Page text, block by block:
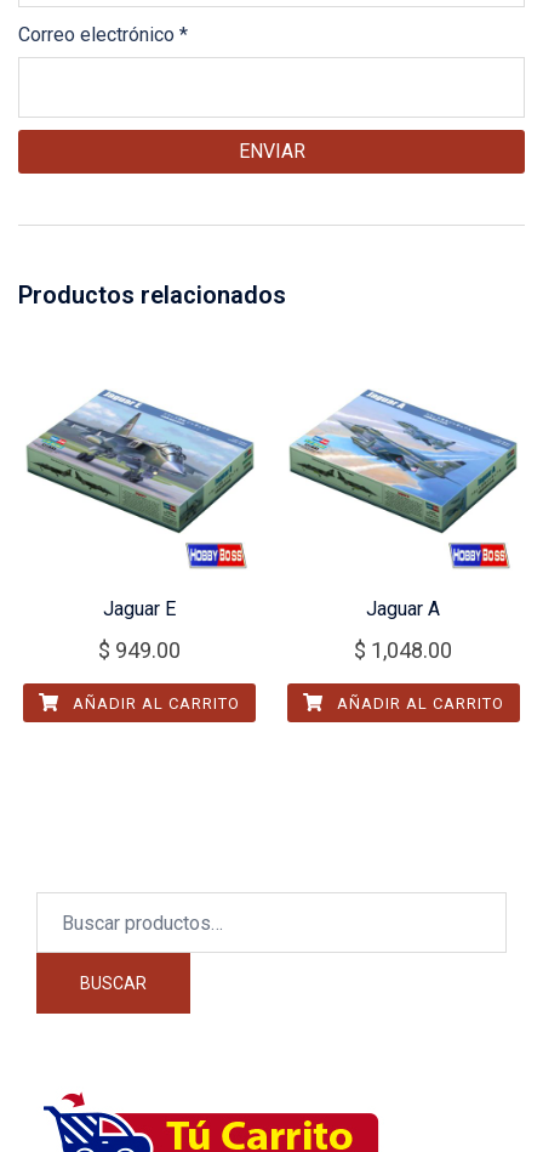
Correo electrónico *
Productos relacionados
Jaguar E
$ 949.00
AÑADIR AL CARRITO
Jaguar A
$ 1,048.00
AÑADIR AL CARRITO
BUSCAR